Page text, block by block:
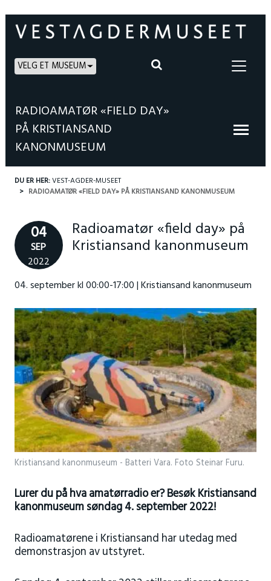
VELG ET MUSEUM
RADIOAMATØR «FIELD DAY»
PÅ KRISTIANSAND
KANONMUSEUM
DU ER HER:VEST-AGDER-MUSEET
RADIOAMATØR «FIELD DAY» PÅ KRISTIANSAND KANONMUSEUM
04
SEP
2022
Radioamatør «field day» på
Kristiansand kanonmuseum
04. september kl 00:00-17:00 | Kristiansand kanonmuseum
Kristiansand kanonmuseum - Batteri Vara. Foto Steinar Furu.
Lurer du på hva amatørradio er? Besøk Kristiansand
kanonmuseum søndag 4. september 2022!
Radioamatørene i Kristiansand har utedag med
demonstrasjon av utstyret.